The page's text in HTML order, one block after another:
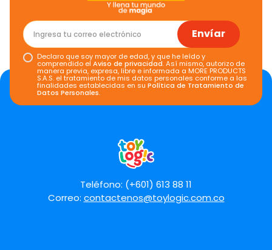
Envíar
Declaro que soy mayor de edad, y que he leído y
comprendido elAviso de privacidad. Así mismo, autorizo de
manera previa, expresa, libre e informada a MORE PRODUCTS
S.A.S. el tratamiento de mis datos personales conforme a las
finalidades establecidas en suPolítica de Tratamiento de
Datos Personales.
Teléfono: (+601) 613 88 11
Correo: contactenos@toylogic.com.co